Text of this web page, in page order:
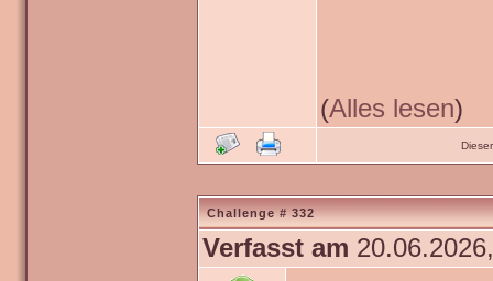
(Alles lesen)
Challenge # 332
Verfasst am